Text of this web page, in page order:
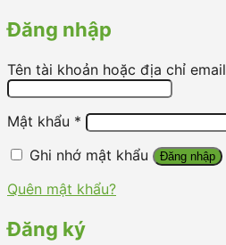
Đăng nhập
Tên tài khoản hoặc địa chỉ email
Mật khẩu *
Ghi nhớ mật khẩu
Đăng nhập
Quên mật khẩu?
Đăng ký